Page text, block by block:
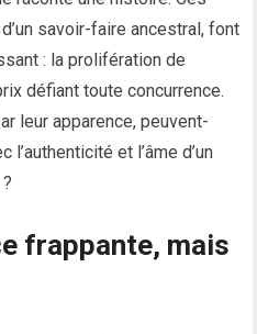
savoir-faire ancestral, font
: la prolifération de
défiant toute concurrence.
leur apparence, peuvent-
et l’âme d’un
frappante, mais